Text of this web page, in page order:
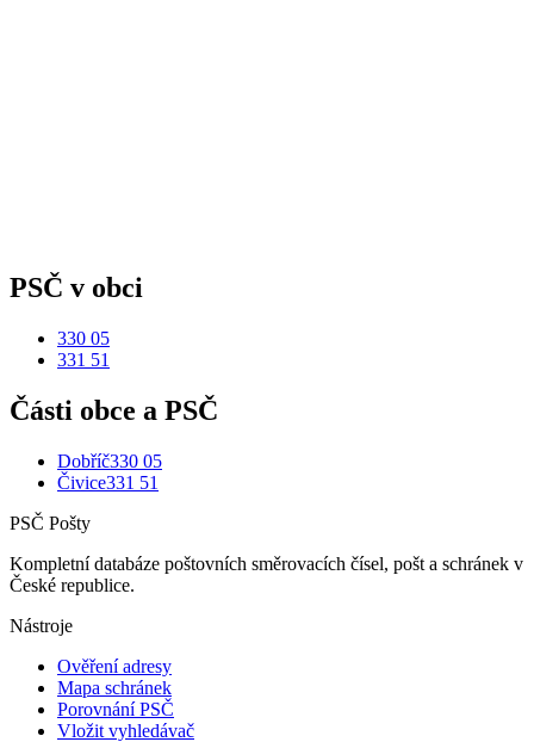
PSČ v obci
330 05
331 51
Části obce a PSČ
Dobříč330 05
Čivice331 51
PSČ Pošty
Kompletní databáze poštovních směrovacích čísel, pošt a schránek v
České republice.
Nástroje
Ověření adresy
Mapa schránek
Porovnání PSČ
Vložit vyhledávač